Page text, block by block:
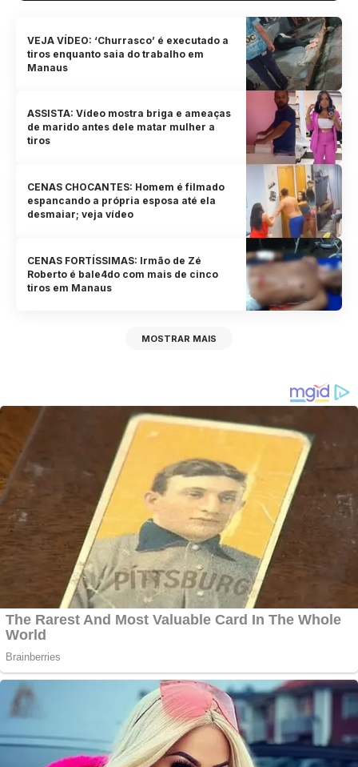
VEJA VÍDEO: ‘Churrasco’ é executado a
tiros enquanto saia do trabalho em
Manaus
ASSISTA: Vídeo mostra briga e ameaças
de marido antes dele matar mulher a
tiros
CENAS CHOCANTES: Homem é filmado
espancando a própria esposa até ela
desmaiar; veja vídeo
CENAS FORTÍSSIMAS: Irmão de Zé
Roberto é bale4do com mais de cinco
tiros em Manaus
MOSTRAR MAIS